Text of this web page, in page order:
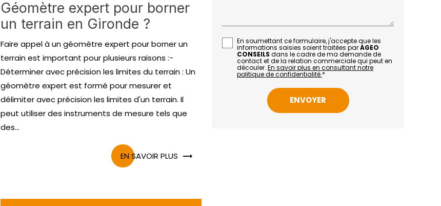
Géomètre expert pour borner
un terrain en Gironde ?
Faire appel à un géomètre expert pour borner un
terrain est important pour plusieurs raisons :-
Déterminer avec précision les limites du terrain : Un
géomètre expert est formé pour mesurer et
délimiter avec précision les limites d'un terrain. Il
peut utiliser des instruments de mesure tels que
des...
EN SAVOIR PLUS
En soumettant ce formulaire, j'accepte que les
informations saisies soient traitées parAGEO
CONSEILS dans le cadre de ma demande de
contact et de la relation commerciale qui peut en
découler. En savoir plus en consultant notre
politique de confidentialité.*